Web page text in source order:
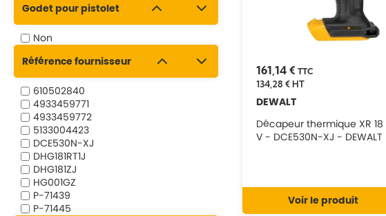
Godet pour pistolet
Non
Référence fournisseur
610502840
4933459771
4933459772
5133004423
DCE530N-XJ
DHG181RT1J
DHG181ZJ
HG001GZ
P-71439
P-71445
161,14 € TTC
134,28 €HT
DEWALT
Décapeur thermique XR 18
V - DCE530N-XJ - DEWALT
Voir le produit